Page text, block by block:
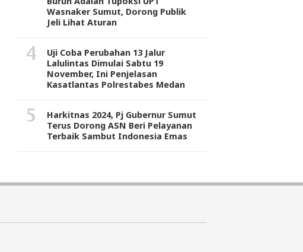
Wasnaker Sumut, Dorong Publik
Jeli Lihat Aturan
Uji Coba Perubahan 13 Jalur
Lalulintas Dimulai Sabtu 19
November, Ini Penjelasan
Kasatlantas Polrestabes Medan
Harkitnas 2024, Pj Gubernur Sumut
Terus Dorong ASN Beri Pelayanan
Terbaik Sambut Indonesia Emas